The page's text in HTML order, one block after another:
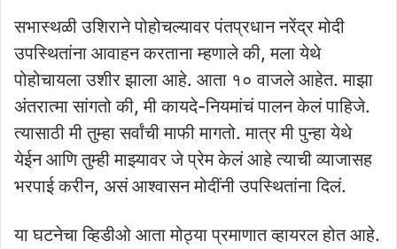
सभास्थळी उशिराने पोहोचल्यावर पंतप्रधान नरेंद्र मोदी
उपस्थितांना आवाहन करताना म्हणाले की, मला येथे
पोहोचायला उशीर झाला आहे. आता १० वाजले आहेत. माझा
अंतरात्मा सांगतो की, मी कायदे-नियमांचं पालन केलं पाहिजे.
त्यासाठी मी तुम्हा सर्वांची माफी मागतो. मात्र मी पुन्हा येथे
येईन आणि तुम्ही माझ्यावर जे प्रेम केलं आहे त्याची व्याजासह
भरपाई करीन, असं आश्वासन मोदींनी उपस्थितांना दिलं.
या घटनेचा व्हिडीओ आता मोठ्या प्रमाणात व्हायरल होत आहे.